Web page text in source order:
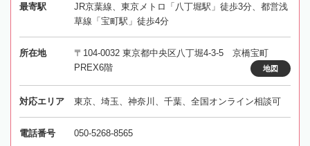
最寄駅
JR京葉線、東京メトロ「八丁堀駅」徒歩3分、都営浅
草線「宝町駅」徒歩4分
所在地
〒104-0032 東京都中央区八丁堀4-3-5 京橋宝町
PREX6階
地図
対応エリア 東京、埼玉、神奈川、千葉、全国オンライン相談可
電話番号 050-5268-8565